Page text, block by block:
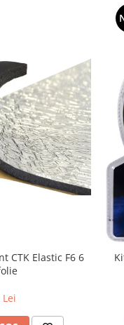
CTK Elastic F6 6